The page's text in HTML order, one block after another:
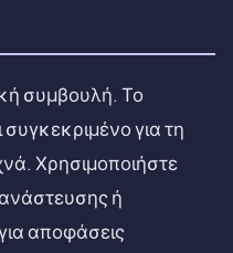
συμβουλή. Το
συγκεκριμένο για τη
Χρησιμοποιήστε
ή
αποφάσεις